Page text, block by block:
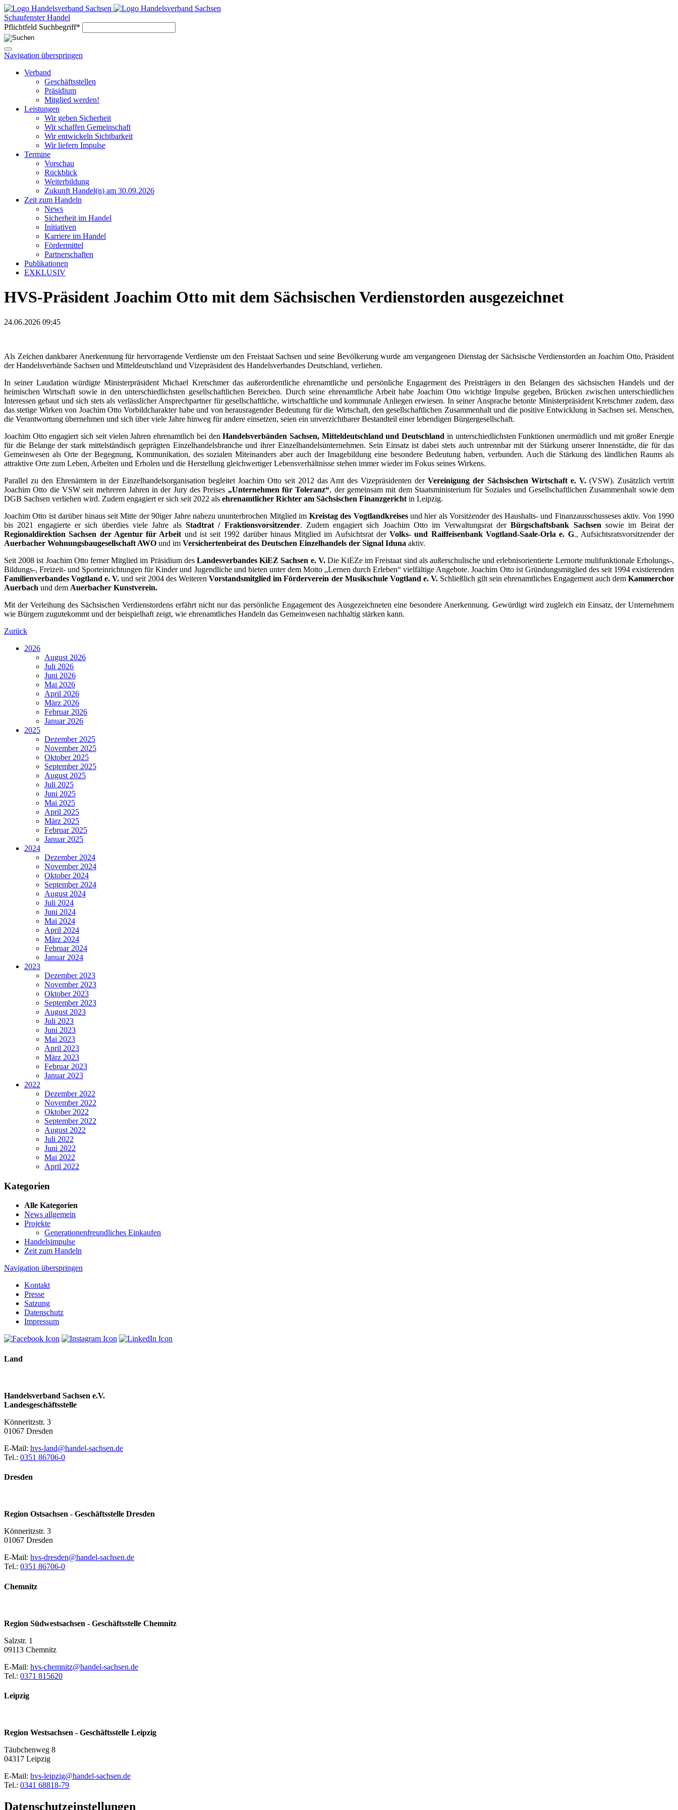
Schaufenster Handel
Pflichtfeld Suchbegriff*
Navigation überspringen
Verband
Geschäftsstellen
Präsidium
Mitglied werden!
Leistungen
Wir geben Sicherheit
Wir schaffen Gemeinschaft
Wir entwickeln Sichtbarkeit
Wir liefern Impulse
Termine
Vorschau
Rückblick
Weiterbildung
Zukunft Handel(n) am 30.09.2026
Zeit zum Handeln
News
Sicherheit im Handel
Initiativen
Karriere im Handel
Fördermittel
Partnerschaften
Publikationen
EXKLUSIV
HVS-Präsident Joachim Otto mit dem Sächsischen Verdienstorden ausgezeichnet
24.06.2026 09:45
Als Zeichen dankbarer Anerkennung für hervorragende Verdienste um den Freistaat Sachsen und seine Bevölkerung wurde am vergangenen Dienstag der Sächsische Verdienstorden an Joachim Otto, Präsident
der Handelsverbände Sachsen und Mitteldeutschland und Vizepräsident des Handelsverbandes Deutschland, verliehen.
In seiner Laudation würdigte Ministerpräsident Michael Kretschmer das außerordentliche ehrenamtliche und persönliche Engagement des Preisträgers in den Belangen des sächsischen Handels und der
heimischen Wirtschaft sowie in den unterschiedlichsten gesellschaftlichen Bereichen. Durch seine ehrenamtliche Arbeit habe Joachim Otto wichtige Impulse gegeben, Brücken zwischen unterschiedlichen
Interessen gebaut und sich stets als verlässlicher Ansprechpartner für gesellschaftliche, wirtschaftliche und kommunale Anliegen erwiesen. In seiner Ansprache betonte Ministerpräsident Kretschmer zudem, dass
das stetige Wirken von Joachim Otto Vorbildcharakter habe und von herausragender Bedeutung für die Wirtschaft, den gesellschaftlichen Zusammenhalt und die positive Entwicklung in Sachsen sei. Menschen,
die Verantwortung übernehmen und sich über viele Jahre hinweg für andere einsetzen, seien ein unverzichtbarer Bestandteil einer lebendigen Bürgergesellschaft.
Joachim Otto engagiert sich seit vielen Jahren ehrenamtlich bei denHandelsverbänden Sachsen, Mitteldeutschland und Deutschland in unterschiedlichsten Funktionen unermüdlich und mit großer Energie
für die Belange der stark mittelständisch geprägten Einzelhandelsbranche und ihrer Einzelhandelsunternehmen. Sein Einsatz ist dabei stets auch untrennbar mit der Stärkung unserer Innenstädte, die für das
Gemeinwesen als Orte der Begegnung, Kommunikation, des sozialen Miteinanders aber auch der Imagebildung eine besondere Bedeutung haben, verbunden. Auch die Stärkung des ländlichen Raums als
attraktive Orte zum Leben, Arbeiten und Erholen und die Herstellung gleichwertiger Lebensverhältnisse stehen immer wieder im Fokus seines Wirkens.
Parallel zu den Ehrenämtern in der Einzelhandelsorganisation begleitet Joachim Otto seit 2012 das Amt des Vizepräsidenten derVereinigung der Sächsischen Wirtschaft e. V.(VSW). Zusätzlich vertritt
Joachim Otto die VSW seit mehreren Jahren in der Jury des Preises „Unternehmen für Toleranz“, der gemeinsam mit dem Staatsministerium für Soziales und Gesellschaftlichen Zusammenhalt sowie dem
DGB Sachsen verliehen wird. Zudem engagiert er sich seit 2022 als ehrenamtlicher Richter am Sächsischen Finanzgericht in Leipzig.
Joachim Otto ist darüber hinaus seit Mitte der 90iger Jahre nahezu ununterbrochen Mitglied im Kreistag des Vogtlandkreisesund hier als Vorsitzender des Haushalts- und Finanzausschusseses aktiv. Von 1990
bis 2021 engagierte er sich überdies viele Jahre als Stadtrat / Fraktionsvorsitzender. Zudem engagiert sich Joachim Otto im Verwaltungsrat derBürgschaftsbank Sachsen sowie im Beirat der
Regionaldirektion Sachsen der Agentur für Arbeit und ist seit 1992 darüber hinaus Mitglied im Aufsichtsrat derVolks- und Raiffeisenbank Vogtland-Saale-Orla e. G., Aufsichtsratsvorsitzender der
Auerbacher Wohnungsbaugesellschaft AWO und im Versichertenbeirat des Deutschen Einzelhandels der Signal Iduna aktiv.
Seit 2008 ist Joachim Otto ferner Mitglied im Präsidium des Landesverbandes KiEZ Sachsen e. V. Die KiEZe im Freistaat sind als außerschulische und erlebnisorientierte Lernorte mulifunktionale Erholungs-,
Bildungs-, Freizeit- und Sporteinrichtungen für Kinder und Jugendliche und bieten unter dem Motto „Lernen durch Erleben“ vielfältige Angebote. Joachim Otto ist Gründungsmitglied des seit 1994 existierenden
Familienverbandes Vogtland e. V. und seit 2004 des WeiterenVorstandsmitglied im Förderverein der Musikschule Vogtland e. V. Schließlich gilt sein ehrenamtliches Engagement auch demKammerchor
Auerbach und dem Auerbacher Kunstverein.
Mit der Verleihung des Sächsischen Verdienstordens erfährt nicht nur das persönliche Engagement des Ausgezeichneten eine besondere Anerkennung. Gewürdigt wird zugleich ein Einsatz, der Unternehmern
wie Bürgern zugutekommt und der beispielhaft zeigt, wie ehrenamtliches Handeln das Gemeinwesen nachhaltig stärken kann.
Zurück
2026
August 2026
Juli 2026
Juni 2026
Mai 2026
April 2026
März 2026
Februar 2026
Januar 2026
2025
Dezember 2025
November 2025
Oktober 2025
September 2025
August 2025
Juli 2025
Juni 2025
Mai 2025
April 2025
März 2025
Februar 2025
Januar 2025
2024
Dezember 2024
November 2024
Oktober 2024
September 2024
August 2024
Juli 2024
Juni 2024
Mai 2024
April 2024
März 2024
Februar 2024
Januar 2024
2023
Dezember 2023
November 2023
Oktober 2023
September 2023
August 2023
Juli 2023
Juni 2023
Mai 2023
April 2023
März 2023
Februar 2023
Januar 2023
2022
Dezember 2022
November 2022
Oktober 2022
September 2022
August 2022
Juli 2022
Juni 2022
Mai 2022
April 2022
Kategorien
Alle Kategorien
News allgemein
Projekte
Generationenfreundliches Einkaufen
Handelsimpulse
Zeit zum Handeln
Navigation überspringen
Kontakt
Presse
Satzung
Datenschutz
Impressum
Land
Handelsverband Sachsen e.V.
Landesgeschäftsstelle
Könneritzstr. 3
01067 Dresden
E-Mail: hvs-land@handel-sachsen.de
Tel.: 0351 86706-0
Dresden
Region Ostsachsen - Geschäftsstelle Dresden
Könneritzstr. 3
01067 Dresden
E-Mail: hvs-dresden@handel-sachsen.de
Tel.: 0351 86706-0
Chemnitz
Region Südwestsachsen - Geschäftsstelle Chemnitz
Salzstr. 1
09113 Chemnitz
E-Mail: hvs-chemnitz@handel-sachsen.de
Tel.: 0371 815620
Leipzig
Region Westsachsen - Geschäftsstelle Leipzig
Täubchenweg 8
04317 Leipzig
E-Mail: hvs-leipzig@handel-sachsen.de
Tel.: 0341 68818-79
Datenschutzeinstellungen